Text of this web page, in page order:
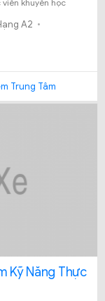
xe Thuận An là
viên khuyên học
A2
Trung Tâm
Kỹ Năng Thực